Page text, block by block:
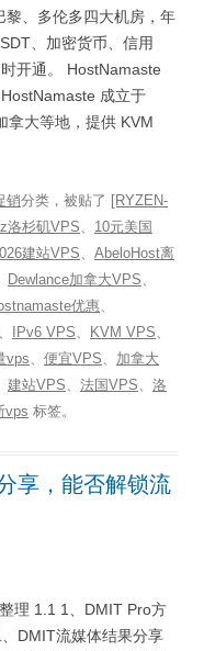
黎、多伦多四大机房，年
、加密货币、信用
开通。 HostNamaste
成立于
拿大等地，提供 KVM
销分类，被贴了 [RYZEN-
洛杉矶VPS
10元美国
建站VPS
AbeloHost离
Dewlance加拿大VPS
优惠
IPv6 VPS KVM VPS
vps 便宜VPS
加拿大
建站VPS 法国VPS
洛
vps 标签。
享，能否解锁流
理 1.1 1、DMIT Pro方
DMIT流媒体结果分享